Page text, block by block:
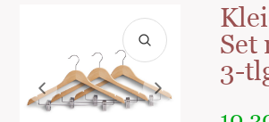
Set
3-